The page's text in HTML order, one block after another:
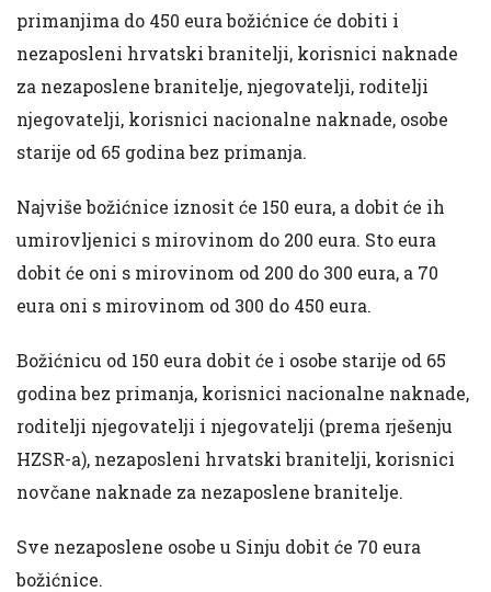
primanjima do 450 eura božićnice će dobiti i
nezaposleni hrvatski branitelji, korisnici naknade
za nezaposlene branitelje, njegovatelji, roditelji
njegovatelji, korisnici nacionalne naknade, osobe
starije od 65 godina bez primanja.
Najviše božićnice iznosit će 150 eura, a dobit će ih
umirovljenici s mirovinom do 200 eura. Sto eura
dobit će oni s mirovinom od 200 do 300 eura, a 70
eura oni s mirovinom od 300 do 450 eura.
Božićnicu od 150 eura dobit će i osobe starije od 65
godina bez primanja, korisnici nacionalne naknade,
roditelji njegovatelji i njegovatelji (prema rješenju
HZSR-a), nezaposleni hrvatski branitelji, korisnici
novčane naknade za nezaposlene branitelje.
Sve nezaposlene osobe u Sinju dobit će 70 eura
božićnice.